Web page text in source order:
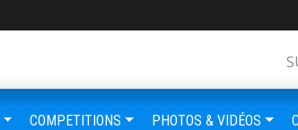
COMPETITIONS PHOTOS & VIDÉOS